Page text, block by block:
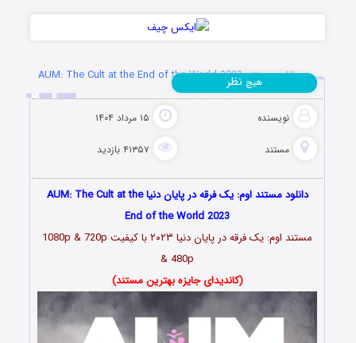
دانلود مستند AUM: The Cult at the End of the World 2023
نویسنده ۱۵ مرداد ۱۴۰۴
مستند ۴۱۳۵۷ بازدید
هیچ نظر
دانلود مستند اوم: یک فرقه در پایان دنیا AUM: The Cult at the
End of the World 2023
مستند اوم: یک فرقه در پایان دنیا ۲۰۲۳ با کیفیت 1080p & 720p
& 480p
(کاندیدای جایزه بهترین مستند)